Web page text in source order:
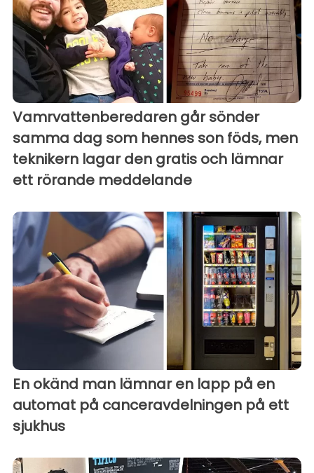
Vamrvattenberedaren går sönder
samma dag som hennes son föds, men
teknikern lagar den gratis och lämnar
ett rörande meddelande
En okänd man lämnar en lapp på en
automat på canceravdelningen på ett
sjukhus